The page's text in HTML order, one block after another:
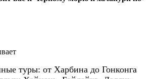
туры: от Харбина до Гонконга